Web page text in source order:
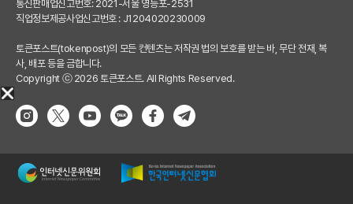
통신판매업신고번호: 2021-서울 영등포-2531
직업정보제공사업신고번호 : J1204020230009
토큰포스트(tokenpost)의 모든 컨텐츠는 저작권 법의 보호를 받는 바, 무단 전재, 복
사, 배포 등을 금합니다.
Copyright ⓒ 2026 토큰포스트. All Rights Reserved.